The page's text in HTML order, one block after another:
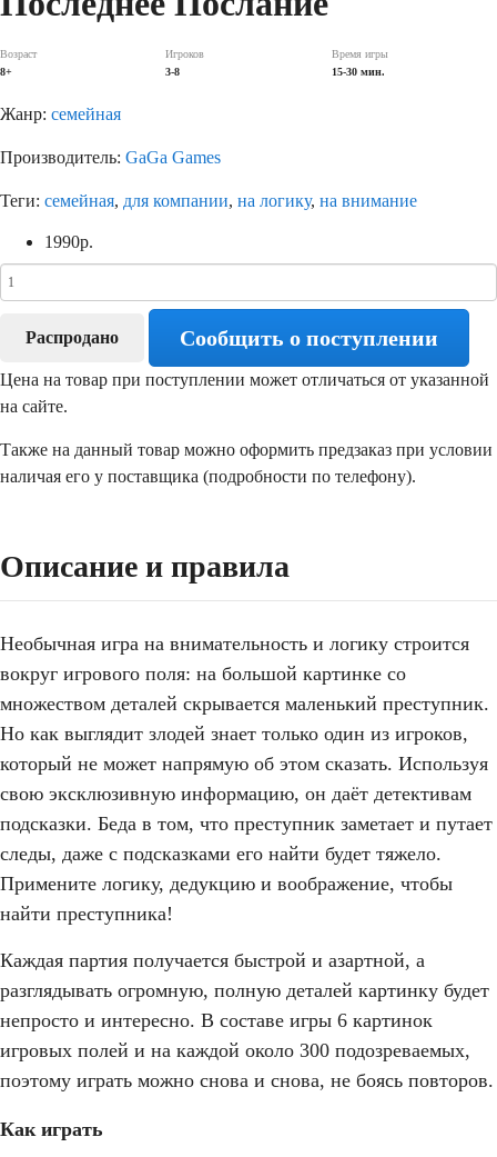
Возраст
8+
Игроков
3-8
Время игры
15-30 мин.
Жанр: семейная
Производитель: GaGa Games
Теги: семейная, для компании, на логику, на внимание
1990р.
Распродано Сообщить о поступлении
Цена на товар при поступлении может отличаться от указанной
на сайте.
Также на данный товар можно оформить предзаказ при условии
наличая его у поставщика (подробности по телефону).
Описание и правила
Необычная игра на внимательность и логику строится
вокруг игрового поля: на большой картинке со
множеством деталей скрывается маленький преступник.
Но как выглядит злодей знает только один из игроков,
который не может напрямую об этом сказать. Используя
свою эксклюзивную информацию, он даёт детективам
подсказки. Беда в том, что преступник заметает и путает
следы, даже с подсказками его найти будет тяжело.
Примените логику, дедукцию и воображение, чтобы
найти преступника!
Каждая партия получается быстрой и азартной, а
разглядывать огромную, полную деталей картинку будет
непросто и интересно. В составе игры 6 картинок
игровых полей и на каждой около 300 подозреваемых,
поэтому играть можно снова и снова, не боясь повторов.
Как играть